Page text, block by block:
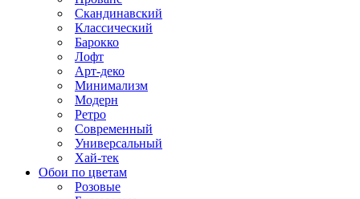
Скандинавский
Классический
Барокко
Лофт
Арт-деко
Минимализм
Модерн
Ретро
Современный
Универсальный
Хай-тек
Обои по цветам
Розовые